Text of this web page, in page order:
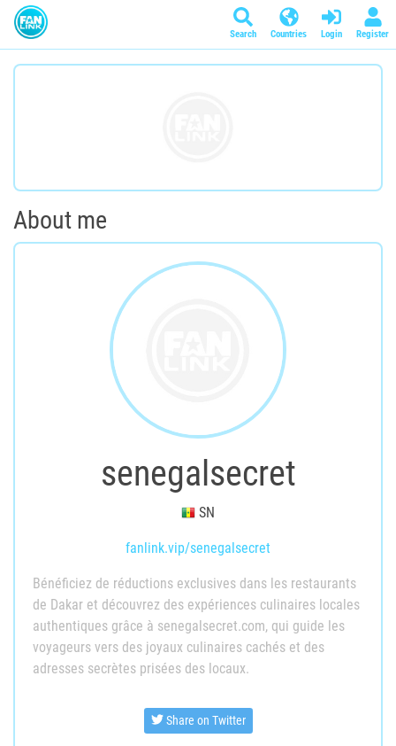
Search Countries Login Register
About me
senegalsecret
SN
fanlink.vip/senegalsecret
Bénéficiez de réductions exclusives dans les restaurants
de Dakar et découvrez des expériences culinaires locales
authentiques grâce à senegalsecret.com, qui guide les
voyageurs vers des joyaux culinaires cachés et des
adresses secrètes prisées des locaux.
Share on Twitter